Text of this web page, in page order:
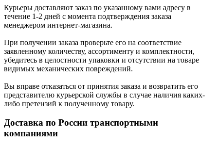
Курьеры доставляют заказ по указанному вами адресу в
течение 1-2 дней с момента подтверждения заказа
менеджером интернет-магазина.
При получении заказа проверьте его на соответствие
заявленному количеству, ассортименту и комплектности,
убедитесь в целостности упаковки и отсутствии на товаре
видимых механических повреждений.
Вы вправе отказаться от принятия заказа и возвратить его
представителю курьерской службы в случае наличия каких-
либо претензий к полученному товару.
Доставка по России транспортными
компаниями